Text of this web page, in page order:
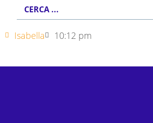
Isabella 10:12 pm